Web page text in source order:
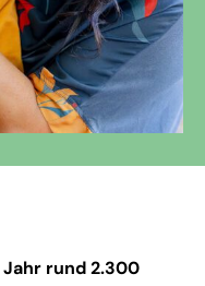
rund 2.300